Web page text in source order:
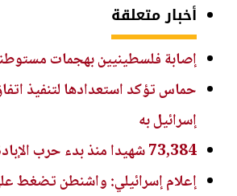
أخبار متعلقة
إصابة فلسطينيين بهجمات
حماس تؤكد استعدادها لتنفيذ
إسرائيل به
73,384 شهيدا منذ بدء حرب الإبادة على غزة
إعلام إسرائيلي: واشنطن تضغط